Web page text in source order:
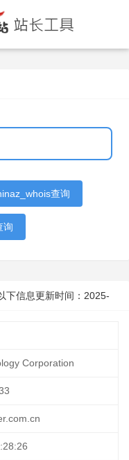
查询
询
下信息更新时间： 2025-
Corporation